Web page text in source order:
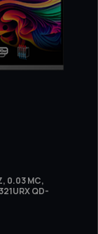
0.03 МС,
QD-